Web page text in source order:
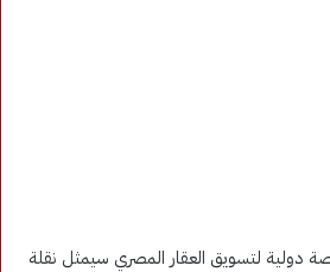
دولية لتسويق العقار المصري سيمثل نقلة